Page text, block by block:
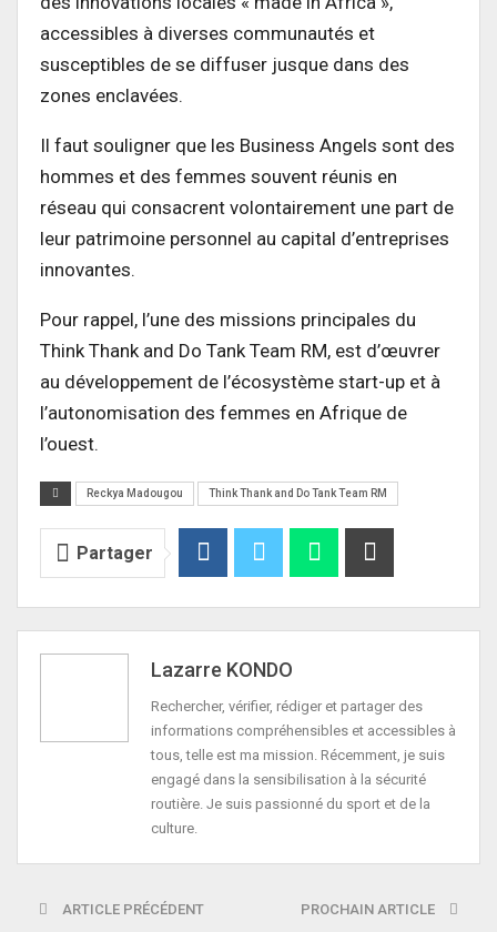
accessibles à diverses communautés et
susceptibles de se diffuser jusque dans des
zones enclavées.
Il faut souligner que les Business Angels sont des
hommes et des femmes souvent réunis en
réseau qui consacrent volontairement une part de
leur patrimoine personnel au capital d’entreprises
innovantes.
Pour rappel, l’une des missions principales du
Think Thank and Do Tank Team RM, est d’œuvrer
au développement de l’écosystème start-up et à
l’autonomisation des femmes en Afrique de
l’ouest.
Reckya Madougou Think Thank and Do Tank Team RM
Partager
Lazarre KONDO
Rechercher, vérifier, rédiger et partager des
informations compréhensibles et accessibles à
tous, telle est ma mission. Récemment, je suis
engagé dans la sensibilisation à la sécurité
routière. Je suis passionné du sport et de la
culture.
ARTICLE PRÉCÉDENT PROCHAIN ARTICLE